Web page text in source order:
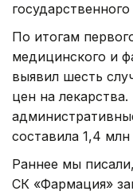
По итогам
медицинского и
выявил шесть
цен на
составила 1,4 млн
Раннее мы
СК «Фармация»